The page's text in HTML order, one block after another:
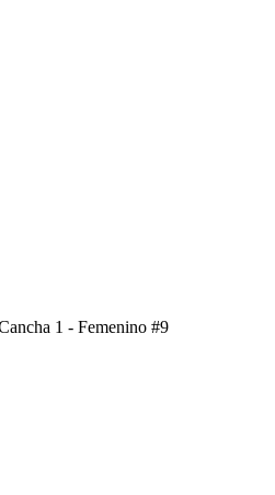
1 - Femenino #9